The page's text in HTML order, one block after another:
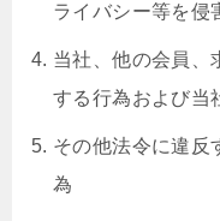
ライバシー等を侵
当社、他の会員、
する行為および当
その他法令に違反
為